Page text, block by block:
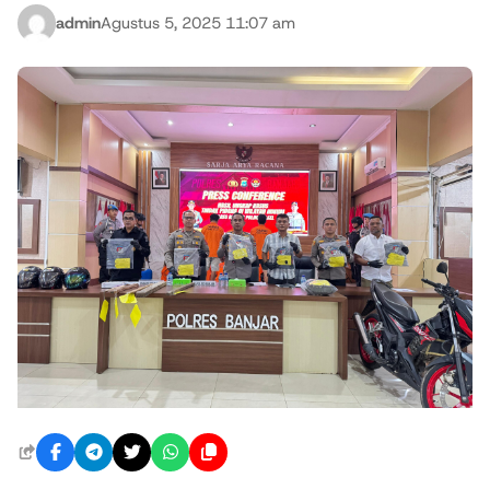
adminAgustus 5, 2025 11:07 am